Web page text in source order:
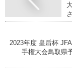
2023年度 皇后杯
手権大会鳥取県